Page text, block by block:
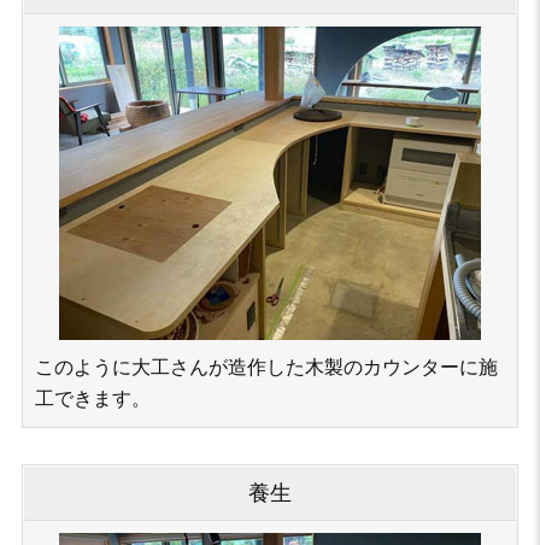
このように大工さんが造作した木製のカウンターに施
工できます。
養⽣